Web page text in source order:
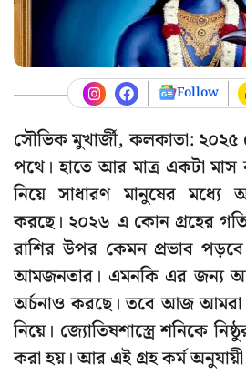
Follow
সৌভিক মুখার্জী, কলকাতা:
পথে। হাতে আর মাত্র একটা
নিয়ে সাধারণ মানুষের
করছে। ২০২৬ এ কোন গ্রহের
রাশির উপর কেমন প্রভাব পড়বে
আমজনতার। এমনকি এর জন্য
অর্চনাও করছে। তবে আজ আমরা
নিয়ে। জ্যোতিষশাস্ত্রে শনিকে
করা হয়। আর এই গ্রহ কর্ম